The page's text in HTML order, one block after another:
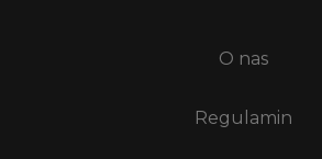
O nas
Regulamin